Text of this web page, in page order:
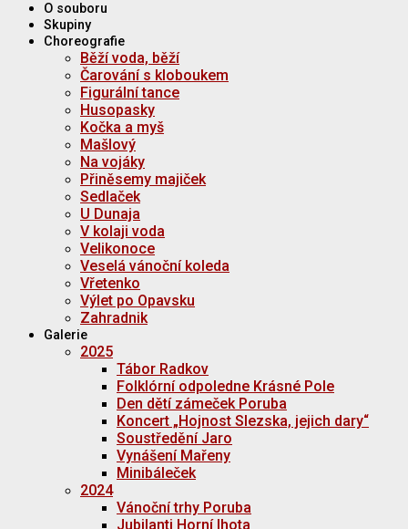
O souboru
Skupiny
Choreografie
Běží voda, běží
Čarování s kloboukem
Figurální tance
Husopasky
Kočka a myš
Mašlový
Na vojáky
Přiněsemy majiček
Sedlaček
U Dunaja
V kolaji voda
Velikonoce
Veselá vánoční koleda
Vřetenko
Výlet po Opavsku
Zahradnik
Galerie
2025
Tábor Radkov
Folklórní odpoledne Krásné Pole
Den dětí zámeček Poruba
Koncert „Hojnost Slezska, jejich dary“
Soustředění Jaro
Vynášení Mařeny
Minibáleček
2024
Vánoční trhy Poruba
Jubilanti Horní lhota